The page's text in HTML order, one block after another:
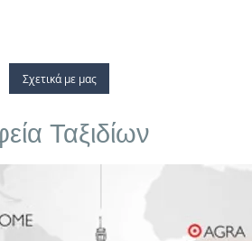
Σχετικά με μας
Ταξιδίων